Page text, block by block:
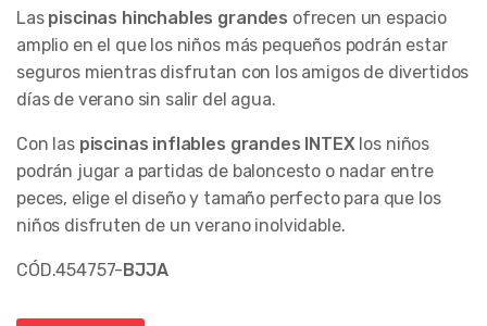
Las piscinas hinchables grandes ofrecen un espacio
amplio en el que los niños más pequeños podrán estar
seguros mientras disfrutan con los amigos de divertidos
días de verano sin salir del agua.
Con las piscinas inflables grandes INTEXlos niños
podrán jugar a partidas de baloncesto o nadar entre
peces, elige el diseño y tamaño perfecto para que los
niños disfruten de un verano inolvidable.
CÓD.454757- BJJA